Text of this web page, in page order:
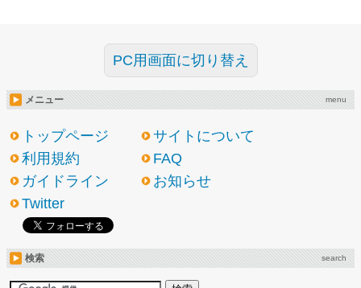
PC用画面に切り替え
メニュー menu
トップページ
サイトについて
利用規約
FAQ
ガイドライン
お知らせ
Twitter
検索 search